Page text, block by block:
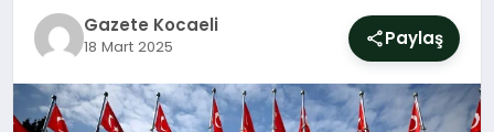
YAŞAM
DÜNYA
Gazete Kocaeli
18 Mart 2025 Paylaş